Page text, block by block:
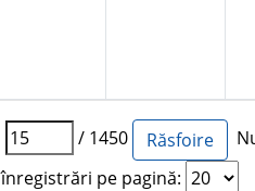
/ 1450
înregistrări pe pagină: